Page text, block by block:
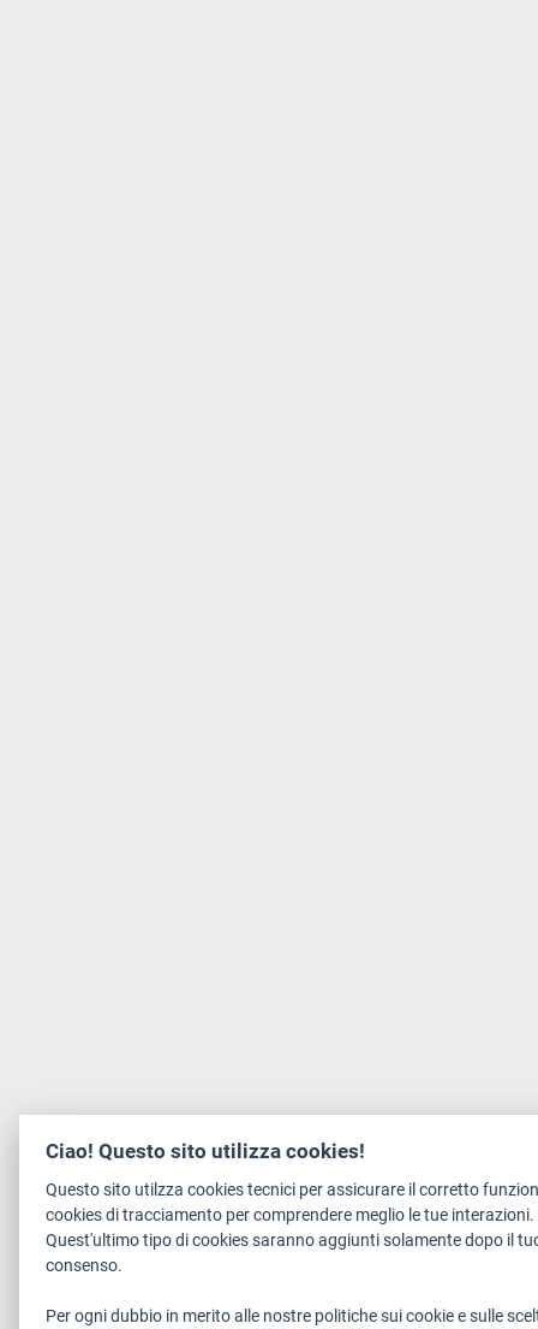
Ciao! Questo sito utilizza cookies!
Questo sito utilzza cookies tecnici per assicurare il corretto
cookies di tracciamento per comprendere meglio le tue interazioni.
Quest'ultimo tipo di cookies saranno aggiunti solamente dopo il
consenso.
Per ogni dubbio in merito alle nostre politiche sui cookie e sulle